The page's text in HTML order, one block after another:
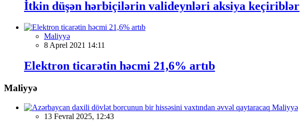
İtkin düşən hərbiçilərin valideynləri aksiya keçiriblər
Maliyyə
8 Aprel 2021 14:11
Elektron ticarətin həcmi 21,6% artıb
Maliyyə
Maliyyə
13 Fevral 2025, 12:43